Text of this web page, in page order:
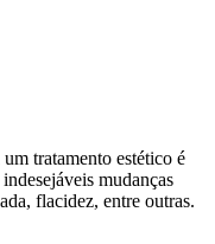
tratamento estético é
mudanças
flacidez, entre outras.